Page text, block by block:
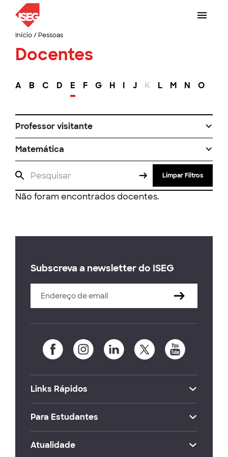
Início/ Pessoas
Docentes
A B C D E F G H I J K L M N O
Professor visitante
Matemática
Limpar Filtros
Não foram encontrados docentes.
Subscreva a newsletter do ISEG
Links Rápidos
Para Estudantes
Atualidade